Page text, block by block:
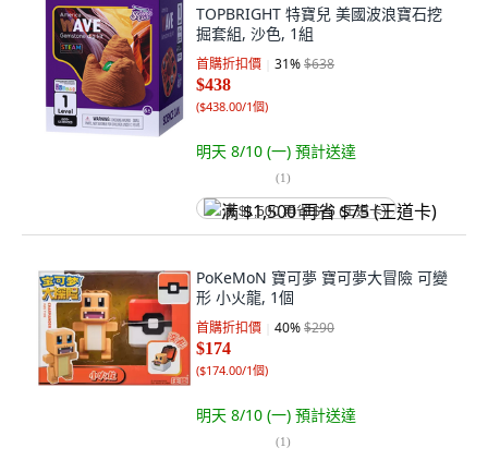
TOPBRIGHT 特寶兒 美國波浪寶石挖
掘套組, 沙色, 1組
首購折扣價 31%$638
$438
($438.00/1個)
明天 8/10 (一) 預計送達
(1)
满 $1,500 再省 $75 (王道卡)
PoKeMoN 寶可夢 寶可夢大冒險 可變
形 小火龍, 1個
首購折扣價 40%$290
$174
($174.00/1個)
明天 8/10 (一) 預計送達
(1)